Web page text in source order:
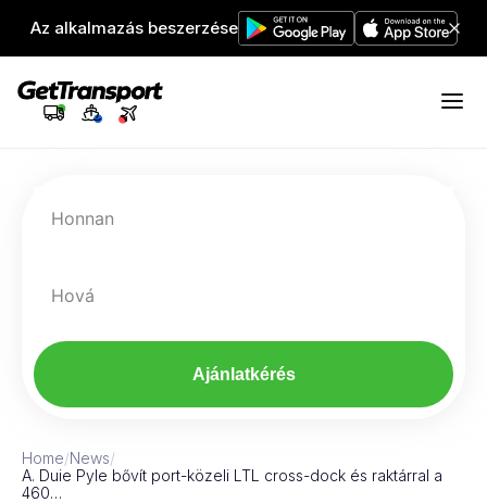
Az alkalmazás beszerzése
Honnan
Hová
Ajánlatkérés
Home/News/
A. Duie Pyle bővít port-közeli LTL cross-dock és raktárral a
460…